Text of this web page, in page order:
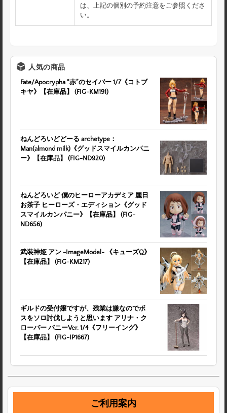
は、上記の個別の予約注意をご参照くださ
い。
人気の商品
Fate/Apocrypha “赤”のセイバー 1/7《コトブ
キヤ》【在庫品】 (FIG-KM191)
ねんどろいどどーる archetype：
Man(almond milk)《グッドスマイルカンパニ
ー》【在庫品】 (FIG-ND920)
ねんどろいど 僕のヒーローアカデミア 麗日
お茶子 ヒーローズ・エディション《グッド
スマイルカンパニー》【在庫品】 (FIG-
ND656)
武装神姫 アン -ImageModel- 《キューズQ》
【在庫品】 (FIG-KM217)
ギルドの受付嬢ですが、残業は嫌なのでボ
スをソロ討伐しようと思います アリナ・ク
ローバー バニーVer. 1/4《フリーイング》
【在庫品】 (FIG-IP1667)
ご利用案内